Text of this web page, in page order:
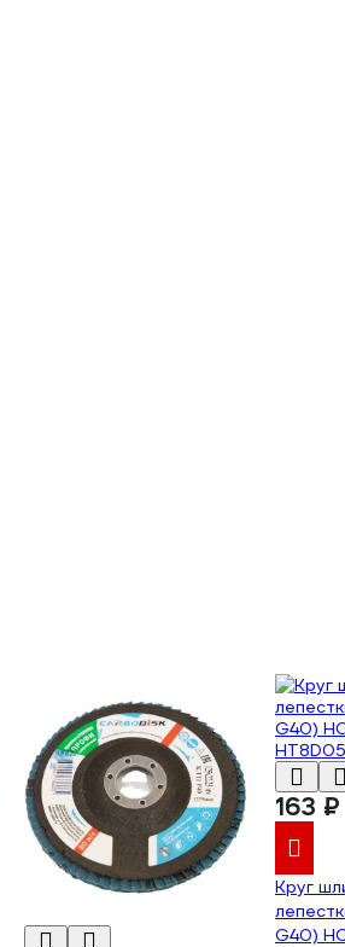
163 ₽
Круг
G40)